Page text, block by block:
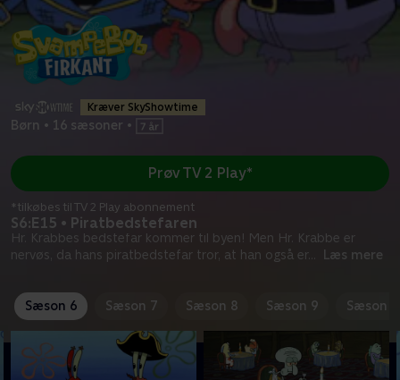
Kræver SkyShowtime
Børn • 16 sæsoner •
S6:E15 • Piratbedstefaren
Hr. Krabbes bedstefar kommer til byen! Men Hr. Krabbe er
nervøs, da hans piratbedstefar tror, at han også er... Læs mere
Prøv TV 2 Play*
*tilkøbes til TV 2 Play abonnement
Sæson 6 Sæson 7 Sæson 8 Sæson 9 Sæson